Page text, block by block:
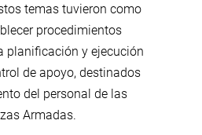
temas tuvieron como
procedimientos
planificación y ejecución
de apoyo, destinados
del personal de las
Armadas.